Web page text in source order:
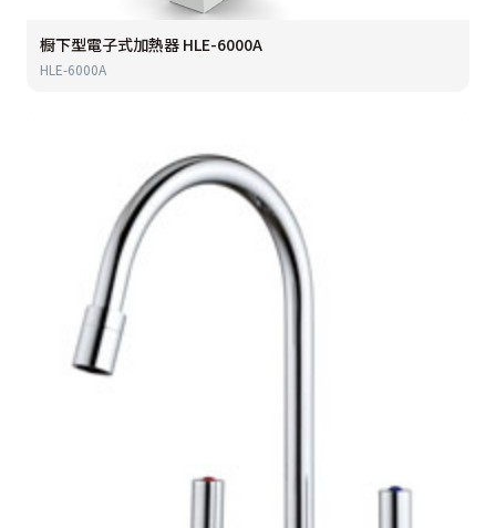
橱下型電子式加熱器 HLE-6000A
HLE-6000A